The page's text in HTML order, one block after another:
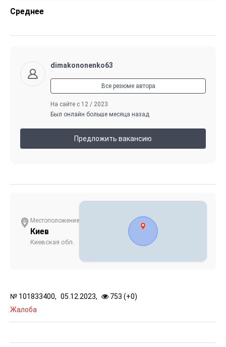
Среднее
№ 101833400, 05.12.2023, 753 (+0)
Жалоба
dimakononenko63
Все резюме автора
На сайте с 12 / 2023
Был онлайн больше месяца назад
Предложить вакансию
Местоположение
Киев
Киевская обл.